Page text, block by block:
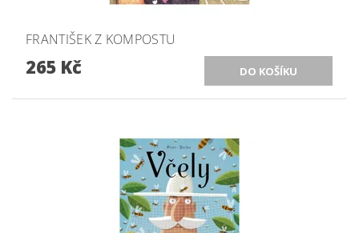
FRANTIŠEK Z KOMPOSTU
265 Kč